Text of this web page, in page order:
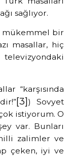
sağlıyor.
mükemmel bir
masallar, hiç
“karşısında
[3]) Sovyet
istiyorum. O
var. Bunları
zalimler ve
çeken, iyi ve